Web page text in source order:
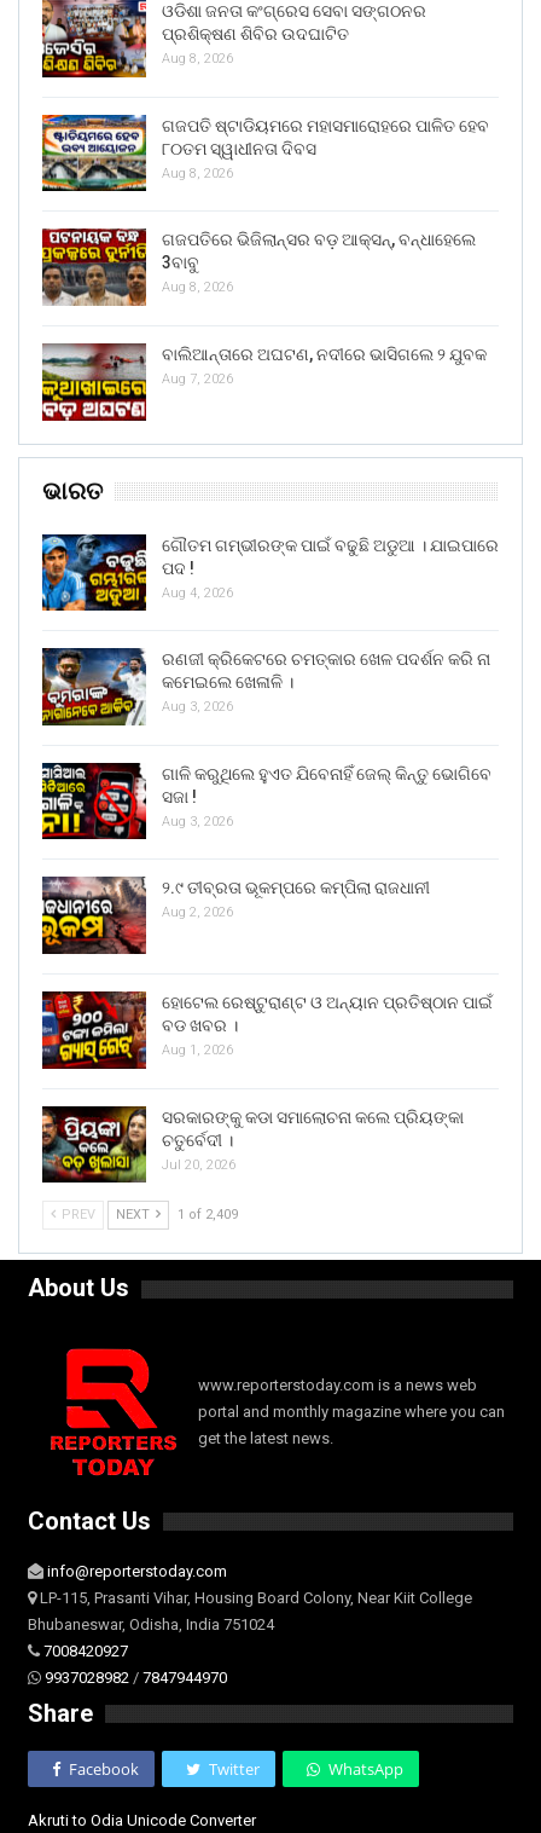
ଓଡିଶା ଜନତା କଂଗ୍ରେସ ସେବା ସଙ୍ଗଠନର
ପ୍ରଶିକ୍ଷଣ ଶିବିର ଉଦଘାଟିତ
Aug 8, 2026
ଗଜପତି ଷ୍ଟାଡିୟମରେ ମହାସମାରୋହରେ ପାଳିତ ହେବ
୮୦ତମ ସ୍ୱାଧୀନତା ଦିବସ
Aug 8, 2026
ଗଜପତିରେ ଭିଜିଲାନ୍ସର ବଡ଼ ଆକ୍ସନ୍, ବନ୍ଧାହେଲେ
3ବାବୁ
Aug 8, 2026
ବାଲିଆନ୍ତାରେ ଅଘଟଣ, ନଦୀରେ ଭାସିଗଲେ ୨ ଯୁବକ
Aug 7, 2026
ଭାରତ
ଗୌତମ ଗମ୍ଭୀରଙ୍କ ପାଇଁ ବଢୁଛି ଅଡୁଆ । ଯାଇପାରେ
ପଦ !
Aug 4, 2026
ରଣଜୀ କ୍ରିକେଟରେ ଚମତ୍କାର ଖେଳ ପଦର୍ଶନ କରି ନା
କମେଇଲେ ଖେଳାଳି ।
Aug 3, 2026
ଗାଳି କରୁଥିଲେ ହୁଏତ ଯିବେନାହିଁ ଜେଲ୍ କିନ୍ତୁ ଭୋଗିବେ
ସଜା !
Aug 3, 2026
୨.୯ ତୀବ୍ରତା ଭୂକମ୍ପରେ କମ୍ପିଲା ରାଜଧାନୀ
Aug 2, 2026
ହୋଟେଲ ରେଷ୍ଟୁରାଣ୍ଟ ଓ ଅନ୍ୟାନ ପ୍ରତିଷ୍ଠାନ ପାଇଁ
ବଡ ଖବର ।
Aug 1, 2026
ସରକାରଙ୍କୁ କଡା ସମାଲୋଚନା କଲେ ପ୍ରିୟଙ୍କା
ଚତୁର୍ବେଦୀ ।
Jul 20, 2026
PREV NEXT 1 of 2,409
About Us
www.reporterstoday.com is a news web
portal and monthly magazine where you can
get the latest news.
Contact Us
info@reporterstoday.com
LP-115, Prasanti Vihar, Housing Board Colony, Near Kiit College
Bhubaneswar, Odisha, India 751024
7008420927
9937028982 / 7847944970
Share
Facebook Twitter WhatsApp
Akruti to Odia Unicode Converter